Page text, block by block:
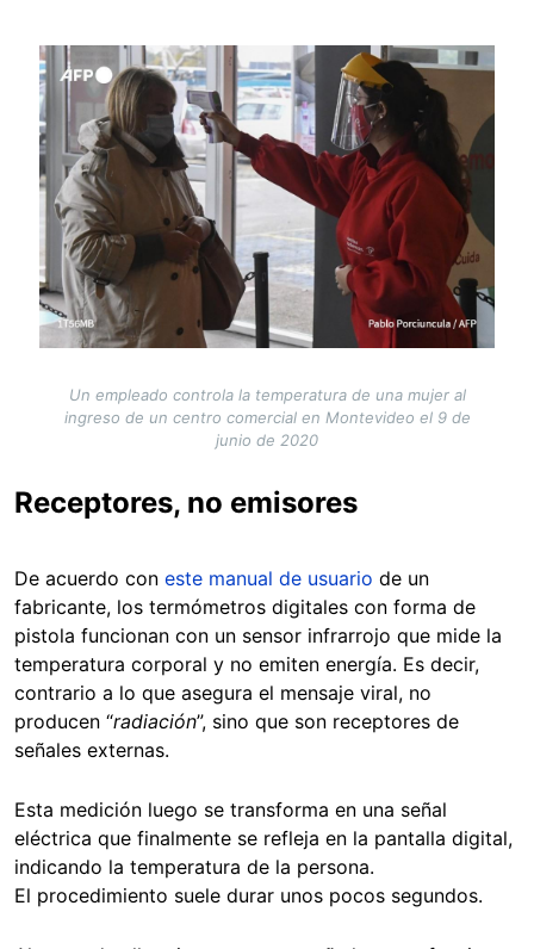
Image
Un empleado controla la temperatura de una mujer al
ingreso de un centro comercial en Montevideo el 9 de
junio de 2020
Receptores, no emisores
De acuerdo con este manual de usuario de un
fabricante, los termómetros digitales con forma de
pistola funcionan con un sensor infrarrojo que mide la
temperatura corporal y no emiten energía. Es decir,
contrario a lo que asegura el mensaje viral, no
producen “radiación”, sino que son receptores de
señales externas.
Esta medición luego se transforma en una señal
eléctrica que finalmente se refleja en la pantalla digital,
indicando la temperatura de la persona.
El procedimiento suele durar unos pocos segundos.